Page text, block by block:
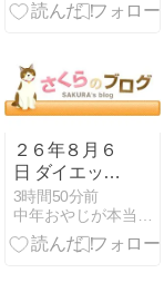
２６年８月６
日 ダイエット
１０９日目
Season４ Day
１９
3時間50分前